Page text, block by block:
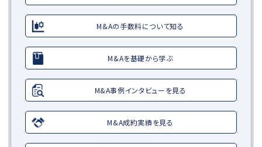
M&Aの手数料について知る
M&Aを基礎から学ぶ
M&A事例インタビューを見る
M&A成約実績を見る